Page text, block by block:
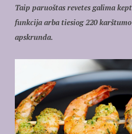
Taip paruoštas revetes galima
funkcija arba tiesiog 220
apskrunda.